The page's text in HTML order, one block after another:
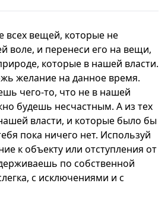
всех вещей, которые не
воле, и перенеси его на вещи,
которые в нашей власти.
желание на данное время.
чего-то, что не в нашей
будешь несчастным. А из тех
власти, и которые было бы
пока ничего нет. Используй
к объекту или отступления от
по собственной
с исключениями и с